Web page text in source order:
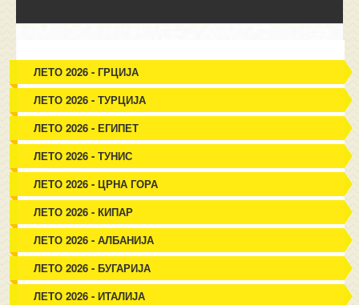
ЛЕТО 2026 - ГРЦИЈА
ЛЕТО 2026 - ТУРЦИЈА
ЛЕТО 2026 - ЕГИПЕТ
ЛЕТО 2026 - ТУНИС
ЛЕТО 2026 - ЦРНА ГОРА
ЛЕТО 2026 - КИПАР
ЛЕТО 2026 - АЛБАНИЈА
ЛЕТО 2026 - БУГАРИЈА
ЛЕТО 2026 - ИТАЛИЈА